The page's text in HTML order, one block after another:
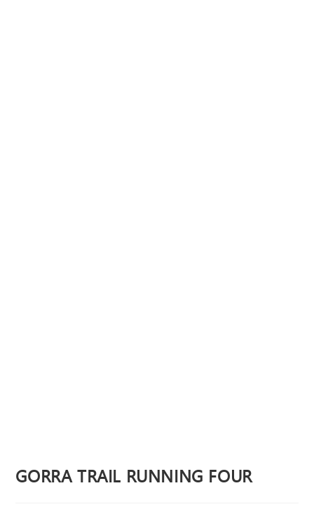
GORRA TRAIL RUNNING FOUR